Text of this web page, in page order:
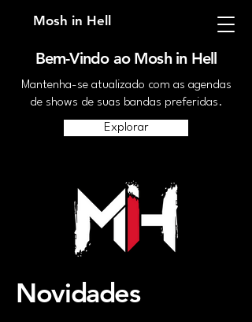
Mosh in Hell
Bem-Vindo ao Mosh in Hell
Mantenha-se atualizado com as agendas
de shows de suas bandas preferidas.
Explorar
Novidades